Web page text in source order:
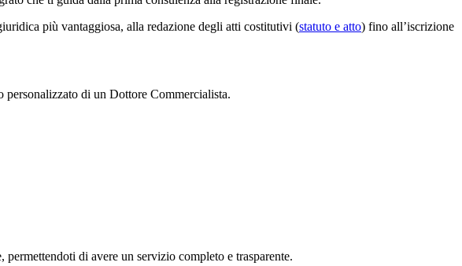
più vantaggiosa, alla redazione degli atti costitutivi (statuto e atto) fino all’iscrizione
di un Dottore Commercialista.
di avere un servizio completo e trasparente.